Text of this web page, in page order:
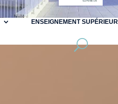
ENSEIGNEMENT SUPÉRIEUR